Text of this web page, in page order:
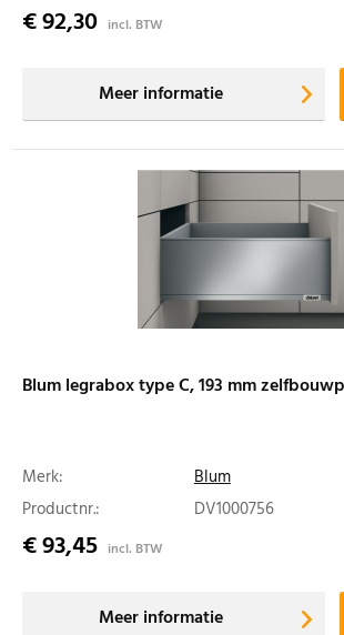
€ 92,30 incl. BTW
Meer informatie
Blum legrabox type C, 193 mm
Merk:
Blum
Productnr.:
DV1000756
€ 93,45 incl. BTW
Meer informatie